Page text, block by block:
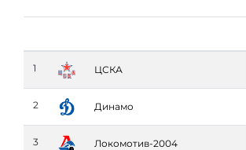
1 ЦСКА
2 Динамо
3 Локомотив-2004